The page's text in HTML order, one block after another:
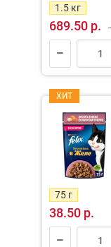
1.5 кг
689.50 р.
ХИТ
75 г
38.50 р.